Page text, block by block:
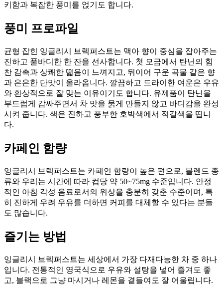
키함과 복잡한 풍미를 얹기도 합니다.
풍미 프로파일
균형 잡힌 잉글리시 브렉퍼스트는 맥아 향이 중심을 잡아주는
진하고 풀바디한 한 잔을 선사합니다. 첫 모금에서 탄닌의 힘
찬 감촉과 상쾌한 떫음이 느껴지고, 뒤이어 구운 곡물 같은 향
과 은은한 단맛이 올라옵니다. 깔끔하고 드라이한 여운은 우유
와 환상적으로 잘 맞는 이유이기도 합니다. 유제품이 탄닌을
부드럽게 감싸주면서 차 맛을 묽게 만들지 않고 바디감을 완성
시켜 줍니다. 색은 진하고 풍부한 호박색에서 적갈색을 띱니
다.
카페인 함량
잉글리시 브렉퍼스트는 카페인 함량이 높은 편으로, 블렌드 종
류와 우리는 시간에 따라 컵당 약 50~75mg 수준입니다. 안정
적인 아침 각성 음료로서의 위상을 충분히 갖춘 수준이며, 특
히 진하게 우려 우유를 더하면 커피를 대체할 수 있다는 분들
도 많습니다.
즐기는 방법
잉글리시 브렉퍼스트는 세상에서 가장 다재다능한 차 중 하나
입니다. 전통적인 영국식으로 우유와 설탕을 넣어 즐겨도 좋
고, 블랙으로 그냥 마시거나 레몬을 곁들여도 잘 어울립니다.